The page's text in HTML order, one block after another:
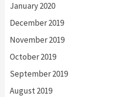
January 2020
December 2019
November 2019
October 2019
September 2019
August 2019